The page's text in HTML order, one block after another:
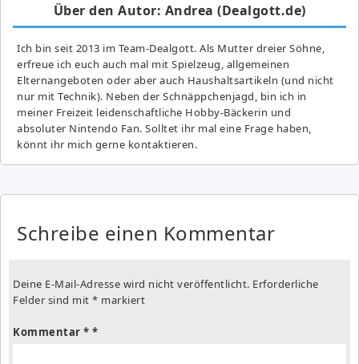
Über den Autor: Andrea (Dealgott.de)
Ich bin seit 2013 im Team-Dealgott. Als Mutter dreier Söhne,
erfreue ich euch auch mal mit Spielzeug, allgemeinen
Elternangeboten oder aber auch Haushaltsartikeln (und nicht
nur mit Technik). Neben der Schnäppchenjagd, bin ich in
meiner Freizeit leidenschaftliche Hobby-Bäckerin und
absoluter Nintendo Fan. Solltet ihr mal eine Frage haben,
könnt ihr mich gerne kontaktieren.
Schreibe einen Kommentar
Deine E-Mail-Adresse wird nicht veröffentlicht. Erforderliche
Felder sind mit * markiert
Kommentar *